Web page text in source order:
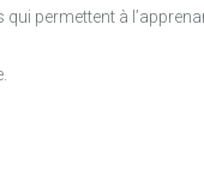
permettent à